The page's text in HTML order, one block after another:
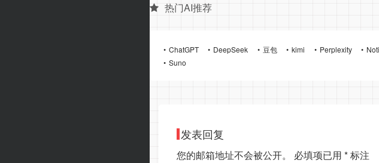
热门AI推荐
ChatGPT DeepSeek 豆包 kimi Perplexity
Suno
发表回复
您的邮箱地址不会被公开。 必填项已用 *标注